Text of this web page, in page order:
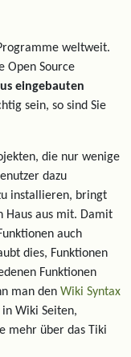
weltweit.
Open Source
eingebauten
sein, so sind Sie
die nur wenige
dazu
installieren, bringt
Haus aus mit. Damit
auch
dies, Funktionen
Funktionen
man den Wiki Syntax
Wiki Seiten,
mehr über das Tiki